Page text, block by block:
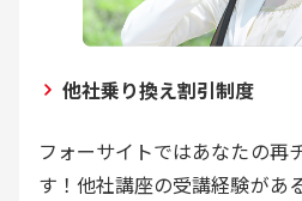
他社乗り換え割引制度
フォーサイトではあなたの再
す！他社講座の受講経験があ